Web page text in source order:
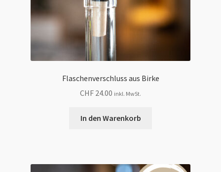
Flaschenverschluss aus Birke
CHF 24.00 inkl. MwSt.
In den Warenkorb